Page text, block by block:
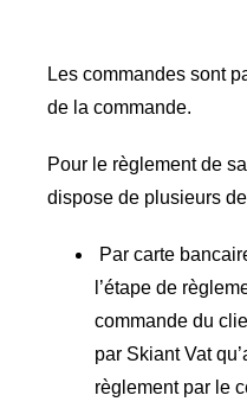
Les commandes sont
de la commande.
Pour le règlement de
dispose de plusieurs
Par carte
l’étape de
commande du
par Skiant Vat
règlement par le